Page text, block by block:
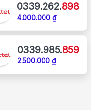
0339.262.898
4.000.000 ₫
0339.985.859
2.500.000 ₫